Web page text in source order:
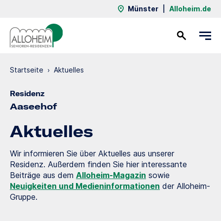
Münster Alloheim.de
Startseite › Aktuelles
Residenz
Aaseehof
Aktuelles
Wir informieren Sie über Aktuelles aus unserer
Residenz. Außerdem finden Sie hier interessante
Beiträge aus dem Alloheim-Magazin sowie
Neuigkeiten und Medieninformationen der Alloheim-
Gruppe.